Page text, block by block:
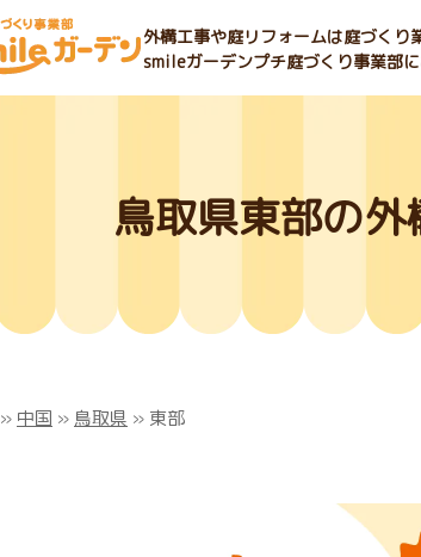
外構工事や庭リフォームは庭づくり
smileガーデンプチ庭づくり事業部に
鳥取県東部の
» 中国 » 鳥取県 » 東部